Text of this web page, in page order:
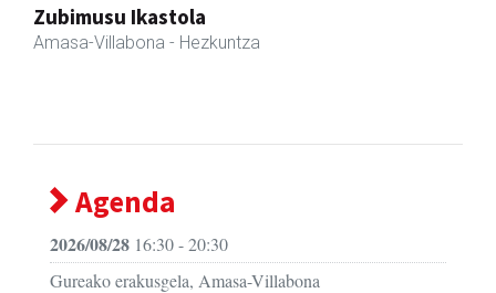
Eizmendi anaiak
Amasa-Villabona - Armategia
Agenda
2026/08/28 16:30 - 20:30
Gureako erakusgela, Amasa-Villabona